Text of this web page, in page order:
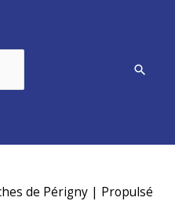
de Périgny| Propulsé